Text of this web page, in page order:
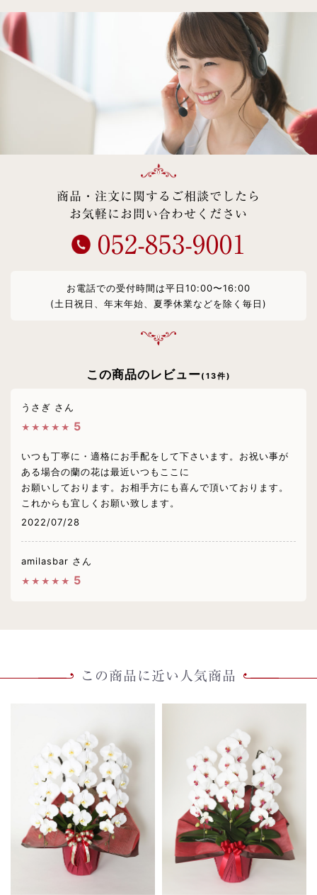
商品・注文に関するご相談でしたら
お気軽にお問い合わせください
052-853-9001
お電話での受付時間は平日10:00〜16:00
(土日祝日、年末年始、夏季休業などを除く毎日)
この商品のレビュー(13件)
うさぎ さん
★★★★★ 5
いつも丁寧に・適格にお手配をして下さいます。お祝い事が
ある場合の蘭の花は最近いつもここに
お願いしております。お相手方にも喜んで頂いております。
これからも宜しくお願い致します。
2022/07/28
amilasbar さん
★★★★★ 5
2021/02/26
大変良い商品でしたが、このレベルの商品でしたら近所の花
屋さんでも同じくらいの値段で購入できてよかったです。
2021/02/26
購入者 さん
★★★★★5
この商品に近い人気商品